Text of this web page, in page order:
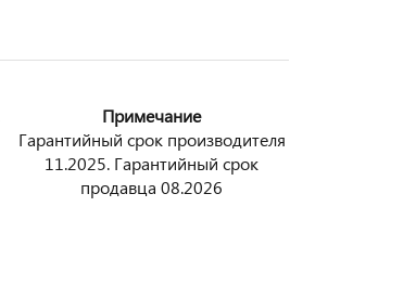
Примечание
Гарантийный срок производителя
11.2025. Гарантийный срок
продавца 08.2026